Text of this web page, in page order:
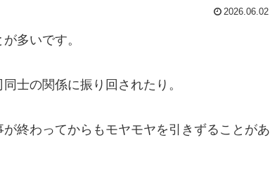
2026.06.02
多いです。
士の関係に振り回されたり。
終わってからもモヤモヤを引きずることがあ